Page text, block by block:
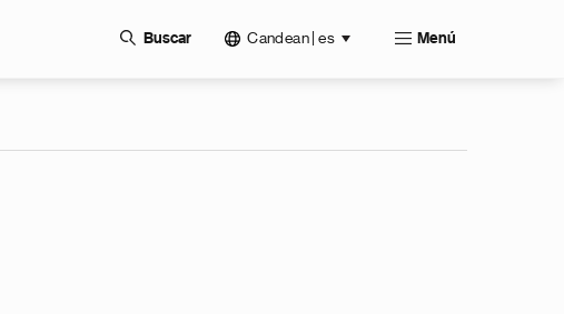
Buscar Candean | es Menú